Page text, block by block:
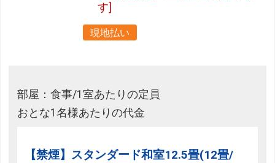
す]
現地払い
部屋：食事/1室あたりの定員
おとな1名様あたりの代金
【禁煙】スタンダード和室12.5畳(12畳/